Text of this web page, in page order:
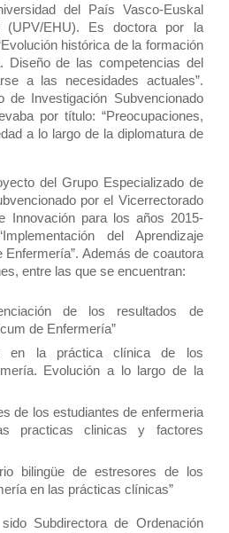
del País Vasco-Euskal
(UPV/EHU). Es doctora por la
histórica de la formación
Diseño de las competencias del
a las necesidades actuales”.
de Investigación Subvencionado
por título: “Preocupaciones,
a lo largo de la diplomatura de
del Grupo Especializado de
por el Vicerrectorado
Innovación para los años 2015-
del Aprendizaje
Enfermería”. Además de coautora
entre las que se encuentran:
de los resultados de
de Enfermería”
en la práctica clínica de los
Evolución a lo largo de la
de los estudiantes de enfermeria
practicas clinicas y factores
bilingüe de estresores de los
en las prácticas clínicas”
Subdirectora de Ordenación